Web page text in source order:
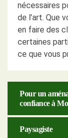
nécessaires
de l’art. Que
en faire des
certaines
ce que vous
Pour un
confiance à
Paysagiste